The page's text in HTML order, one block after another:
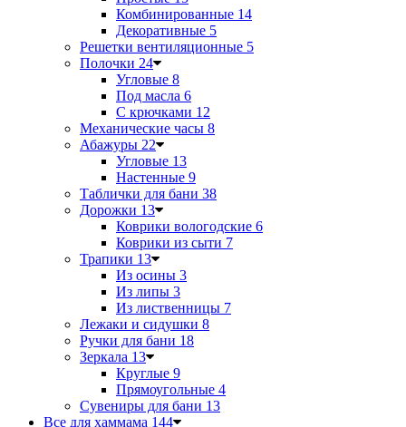
Комбинированные 14
Декоративные 5
Решетки вентиляционные 5
Полочки 24
Угловые 8
Под масла 6
С крючками 12
Механические часы 8
Абажуры 22
Угловые 13
Настенные 9
Таблички для бани 38
Дорожки 13
Коврики вологодские 6
Коврики из сыти 7
Трапики 13
Из осины 3
Из липы 3
Из лиственницы 7
Лежаки и сидушки 8
Ручки для бани 18
Зеркала 13
Круглые 9
Прямоугольные 4
Сувениры для бани 13
Все для хаммама 144